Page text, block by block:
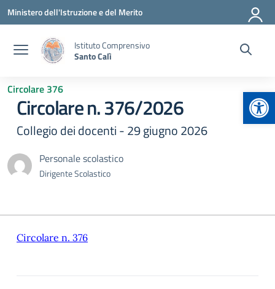
Vai ai contenuti
Vai al menu di navigazione
Vai al footer
Ministero dell'Istruzione e del Merito
Istituto Comprensivo
Santo Calì
Circolare 376
Circolare n. 376/2026
Collegio dei docenti - 29 giugno 2026
Personale scolastico
Dirigente Scolastico
Circolare n. 376